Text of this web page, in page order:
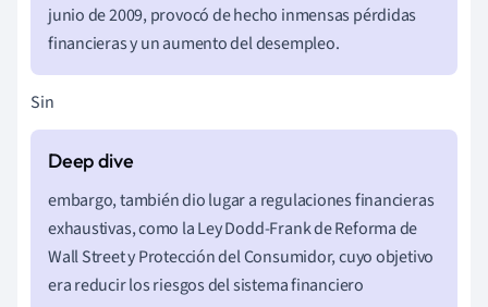
junio de 2009, provocó de hecho inmensas pérdidas
financieras y un aumento del desempleo.
Sin
embargo, también dio lugar a regulaciones financieras
exhaustivas, como la Ley Dodd-Frank de Reforma de
Wall Street y Protección del Consumidor, cuyo objetivo
era reducir los riesgos del sistema financiero